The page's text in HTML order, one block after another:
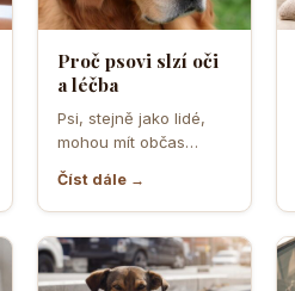
Proč psovi slzí oči
a léčba
Psi, stejně jako lidé,
mohou mít občas
problémy s očima, a
jedním z
nejčastějších…
Číst dále →